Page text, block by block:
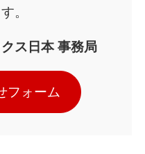
。
ス日本 事務局
フォーム